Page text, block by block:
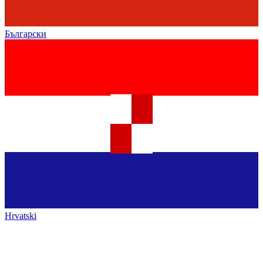
Български
Hrvatski